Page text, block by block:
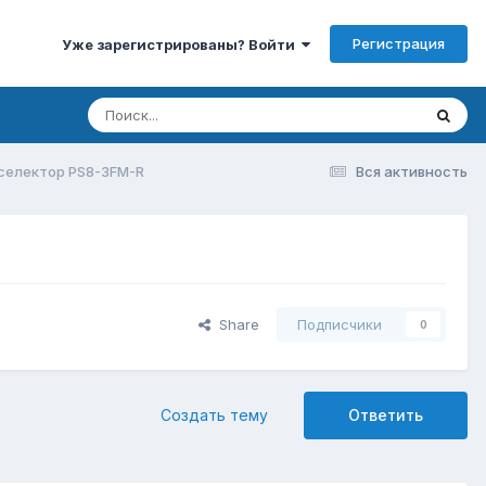
Уже зарегистрированы? Войти Регистрация
Вся активность
PS8-3FM-R
Share Подписчики 0
Ответить
Создать тему